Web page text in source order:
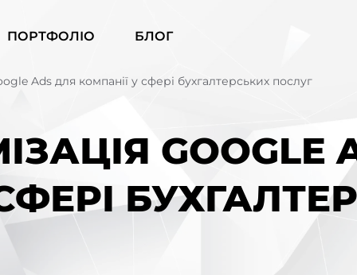
ПОРТФОЛІО БЛОГ
Ads для компанії у сфері бухгалтерських послуг
GOOGLE